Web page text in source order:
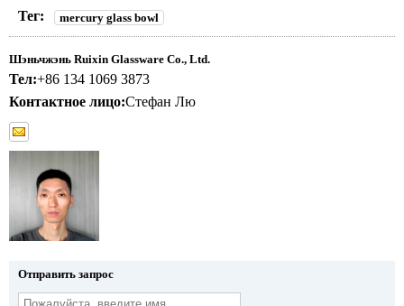
Тег: mercury glass bowl
Шэньчжэнь Ruixin Glassware Co., Ltd.
Тел:+86 134 1069 3873
Контактное лицо:Стефан Лю
Отправить запрос